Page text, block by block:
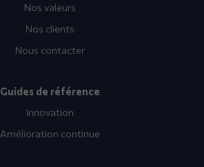
Nos valeurs
Nos clients
Nous contacter
Guides de référence
Innovation
Amélioration continue